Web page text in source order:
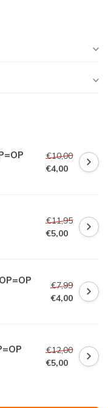
€10,00
€4,00
€11,95
€5,00
€7,99
€4,00
€12,00
€5,00